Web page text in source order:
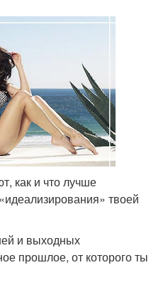
как и что лучше
твоей
и выходных
прошлое, от которого ты